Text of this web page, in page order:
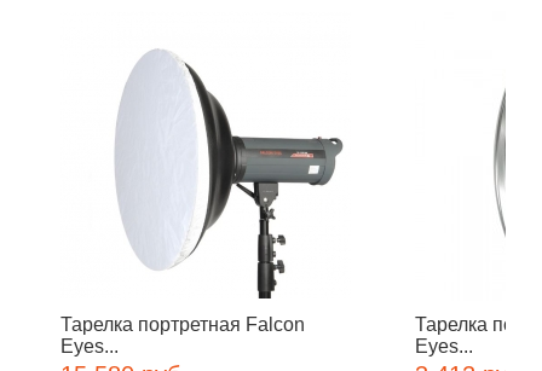
Тарелка портретная Falcon
Eyes...
Тарелка
Eyes...